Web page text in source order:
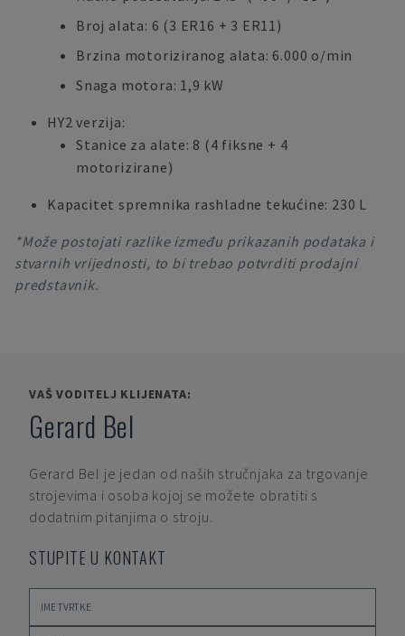
Broj alata: 6 (3 ER16 + 3 ER11)
Brzina motoriziranog alata: 6.000 o/min
Snaga motora: 1,9 kW
HY2 verzija:
Stanice za alate: 8 (4 fiksne + 4
motorizirane)
Kapacitet spremnika rashladne tekućine: 230 L
*Može postojati razlike između prikazanih podataka i
stvarnih vrijednosti, to bi trebao potvrditi prodajni
predstavnik.
VAŠ VODITELJ KLIJENATA:
Gerard Bel
Gerard Bel je jedan od naših stručnjaka za trgovanje
strojevima i osoba kojoj se možete obratiti s
dodatnim pitanjima o stroju.
STUPITE U KONTAKT